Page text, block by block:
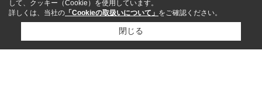
して、クッキー（Cookie）を使用しています。
詳しくは、当社の 「Cookieの取扱いについて」 をご確認ください。
閉じる